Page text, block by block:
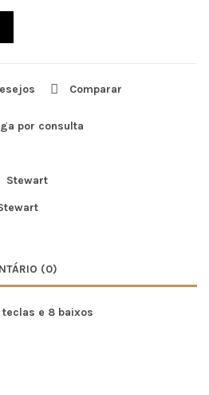
Comparar
por consulta
Stewart
(0)
e 8 baixos